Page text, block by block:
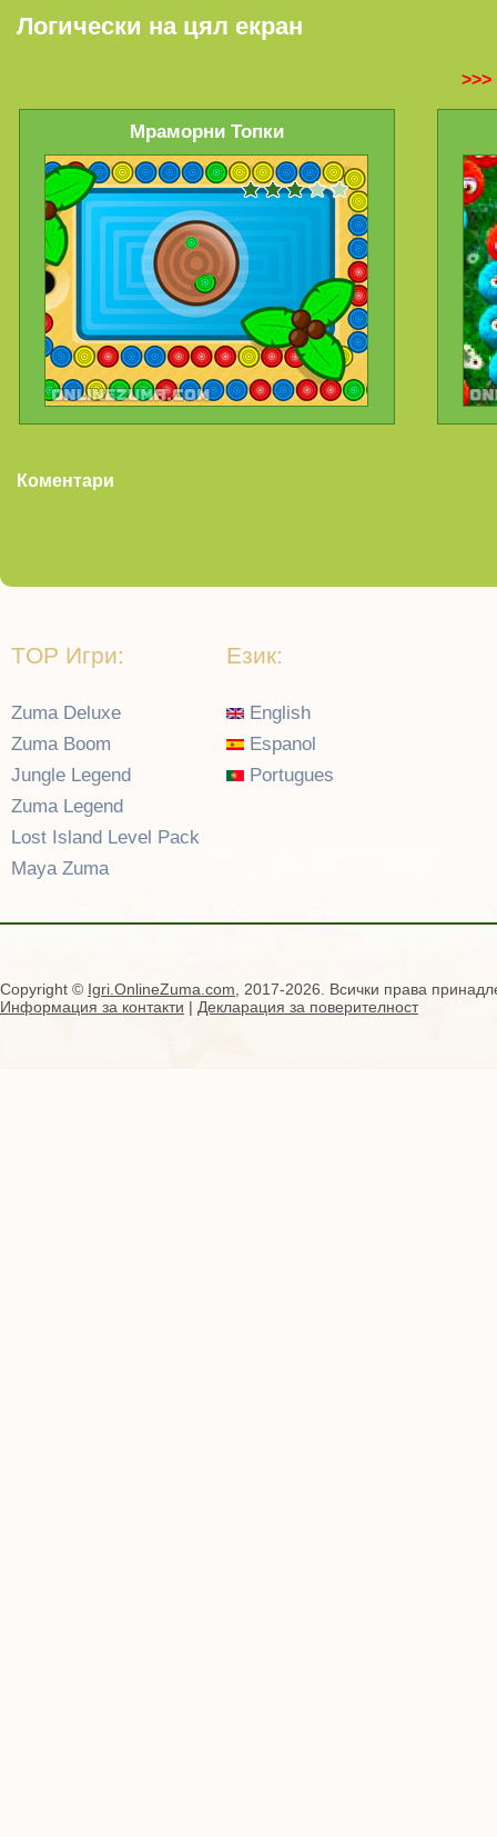
Логически на цял екран
Мраморни Топки
Коментари
TOP Игри:
Zuma Deluxe
Zuma Boom
Jungle Legend
Zuma Legend
Lost Island Level Pack
Maya Zuma
Език:
English
Espanol
Portugues
Copyright © Igri.OnlineZuma.com , 2017-2026. Всички права
Информация за контакти | Декларация за поверителност